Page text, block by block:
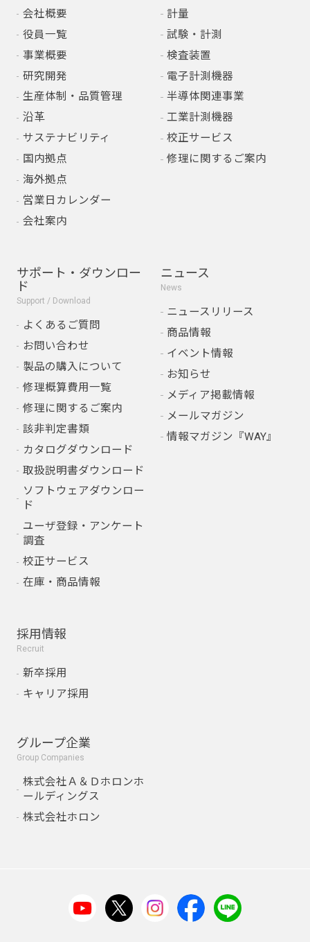
会社概要
役員一覧
事業概要
研究開発
生産体制・品質管理
沿革
サステナビリティ
国内拠点
海外拠点
営業日カレンダー
会社案内
計量
試験・計測
検査装置
電子計測機器
半導体関連事業
工業計測機器
校正サービス
修理に関するご案内
サポート・ダウンロー
ド
Support / Download
よくあるご質問
お問い合わせ
製品の購入について
修理概算費用一覧
修理に関するご案内
該非判定書類
カタログダウンロード
取扱説明書ダウンロード
ソフトウェアダウンロー
ド
ユーザ登録・アンケート
調査
校正サービス
在庫・商品情報
ニュース
News
ニュースリリース
商品情報
イベント情報
お知らせ
メディア掲載情報
メールマガジン
情報マガジン『WAY』
採用情報
Recruit
新卒採用
キャリア採用
グループ企業
Group Companies
株式会社Ａ＆Ｄホロンホ
ールディングス
株式会社ホロン